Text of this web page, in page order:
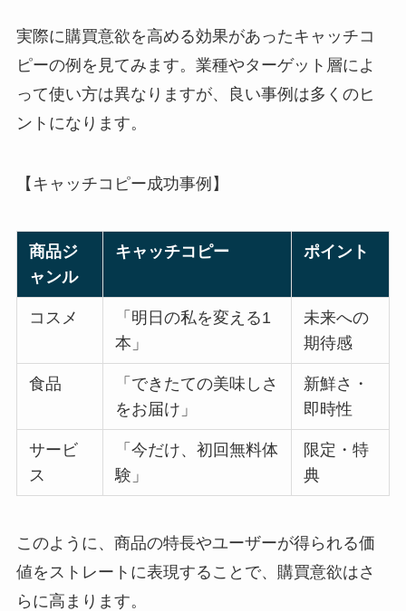
実際に購買意欲を高める効果があったキャッチコ
ピーの例を見てみます。業種やターゲット層によ
って使い方は異なりますが、良い事例は多くのヒ
ントになります。
【キャッチコピー成功事例】
商品ジ
ャンル
キャッチコピー ポイント
コスメ
「明日の私を変える1
本」
未来への
期待感
食品
「できたての美味しさ
をお届け」
新鮮さ・
即時性
サービ
ス
「今だけ、初回無料体
験」
限定・特
典
このように、商品の特長やユーザーが得られる価
値をストレートに表現することで、購買意欲はさ
らに高まります。